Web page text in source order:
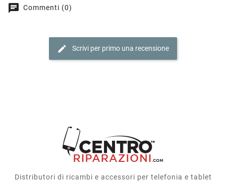
chat Commenti (0)
edit Scrivi per primo una recensione
Distributori di ricambi e accessori per telefonia e tablet